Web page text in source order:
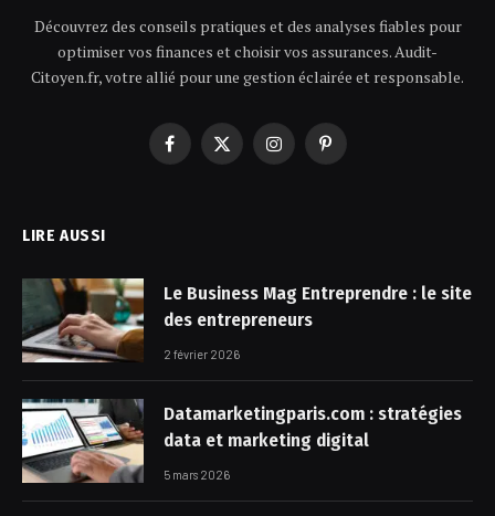
Découvrez des conseils pratiques et des analyses fiables pour
optimiser vos finances et choisir vos assurances. Audit-
Citoyen.fr, votre allié pour une gestion éclairée et responsable.
Facebook
X
InstagramPinterest
LIRE AUSSI
Le Business Mag Entreprendre : le site
des entrepreneurs
2 février 2026
Datamarketingparis.com : stratégies
data et marketing digital
5 mars 2026